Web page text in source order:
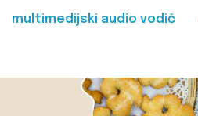
multimedijski audio vodič